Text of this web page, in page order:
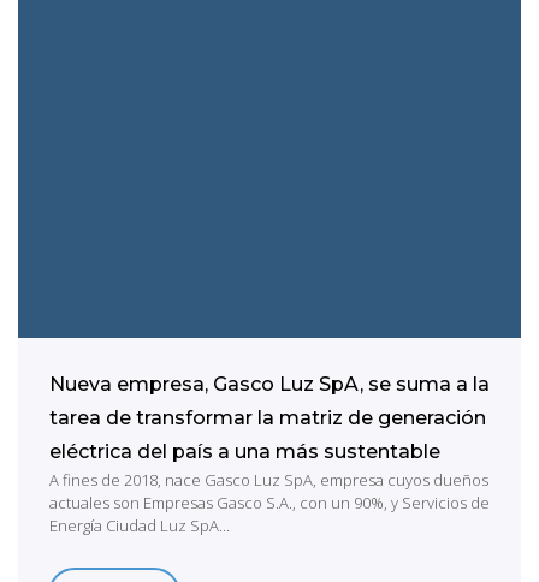
Nueva empresa, Gasco Luz SpA, se suma a la
tarea de transformar la matriz de generación
eléctrica del país a una más sustentable
A fines de 2018, nace Gasco Luz SpA, empresa cuyos dueños
actuales son Empresas Gasco S.A., con un 90%, y Servicios de
Energía Ciudad Luz SpA...